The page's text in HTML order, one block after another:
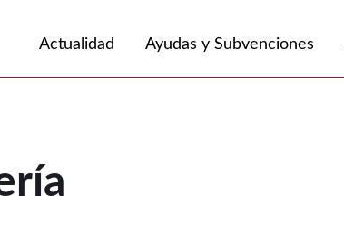
Actualidad Ayudas y Subvenciones